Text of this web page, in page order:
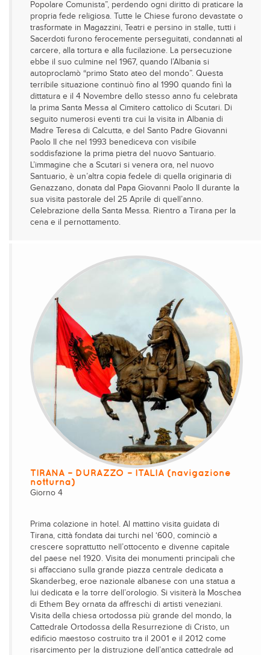
Popolare Comunista”, perdendo ogni diritto di praticare la
propria fede religiosa. Tutte le Chiese furono devastate o
trasformate in Magazzini, Teatri e persino in stalle, tutti i
Sacerdoti furono ferocemente perseguitati, condannati al
carcere, alla tortura e alla fucilazione. La persecuzione
ebbe il suo culmine nel 1967, quando l’Albania si
autoproclamò “primo Stato ateo del mondo”. Questa
terribile situazione continuò fino al 1990 quando finì la
dittatura e il 4 Novembre dello stesso anno fu celebrata
la prima Santa Messa al Cimitero cattolico di Scutari. Di
seguito numerosi eventi tra cui la visita in Albania di
Madre Teresa di Calcutta, e del Santo Padre Giovanni
Paolo II che nel 1993 benediceva con visibile
soddisfazione la prima pietra del nuovo Santuario.
L’immagine che a Scutari si venera ora, nel nuovo
Santuario, è un’altra copia fedele di quella originaria di
Genazzano, donata dal Papa Giovanni Paolo II durante la
sua visita pastorale del 25 Aprile di quell’anno.
Celebrazione della Santa Messa. Rientro a Tirana per la
cena e il pernottamento.
TIRANA – DURAZZO – ITALIA (navigazione
notturna)
Giorno 4
Prima colazione in hotel. Al mattino visita guidata di
Tirana, città fondata dai turchi nel ‘600, cominciò a
crescere soprattutto nell’ottocento e divenne capitale
del paese nel 1920. Visita dei monumenti principali che
si affacciano sulla grande piazza centrale dedicata a
Skanderbeg, eroe nazionale albanese con una statua a
lui dedicata e la torre dell’orologio. Si visiterà la Moschea
di Ethem Bey ornata da affreschi di artisti veneziani.
Visita della chiesa ortodossa più grande del mondo, la
Cattedrale Ortodossa della Resurrezione di Cristo, un
edificio maestoso costruito tra il 2001 e il 2012 come
risarcimento per la distruzione dell’antica cattedrale ad